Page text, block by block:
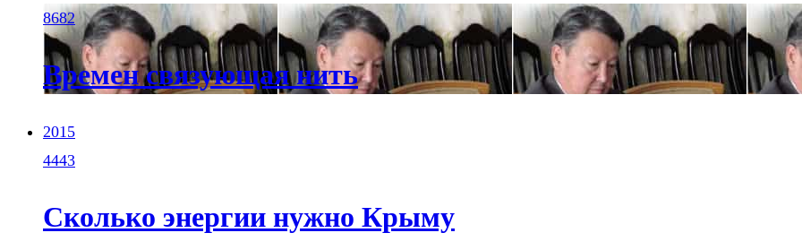
8682
Времен связующая нить
2015
4443
Сколько энергии нужно Крыму